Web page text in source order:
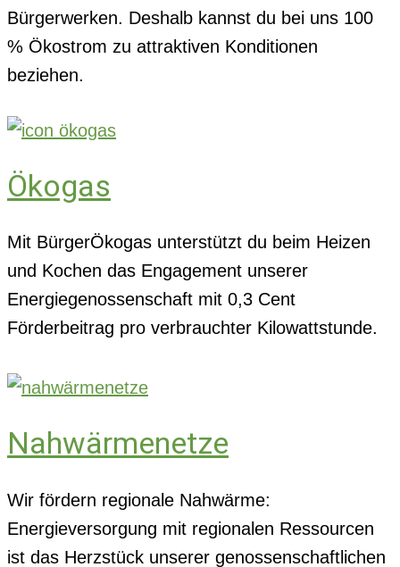
Bürgerwerken. Deshalb kannst du bei uns 100
% Ökostrom zu attraktiven Konditionen
beziehen.
Ökogas
Mit BürgerÖkogas unterstützt du beim Heizen
und Kochen das Engagement unserer
Energiegenossenschaft mit 0,3 Cent
Förderbeitrag pro verbrauchter Kilowattstunde.
Nahwärmenetze
Wir fördern regionale Nahwärme:
Energieversorgung mit regionalen Ressourcen
ist das Herzstück unserer genossenschaftlichen